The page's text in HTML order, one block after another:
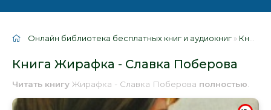
Онлайн библиотека бесплатных книг и аудиокниг » Книги
Книга Жирафка - Славка Поберова
Читать книгу Жирафка - Славка Поберова полностью